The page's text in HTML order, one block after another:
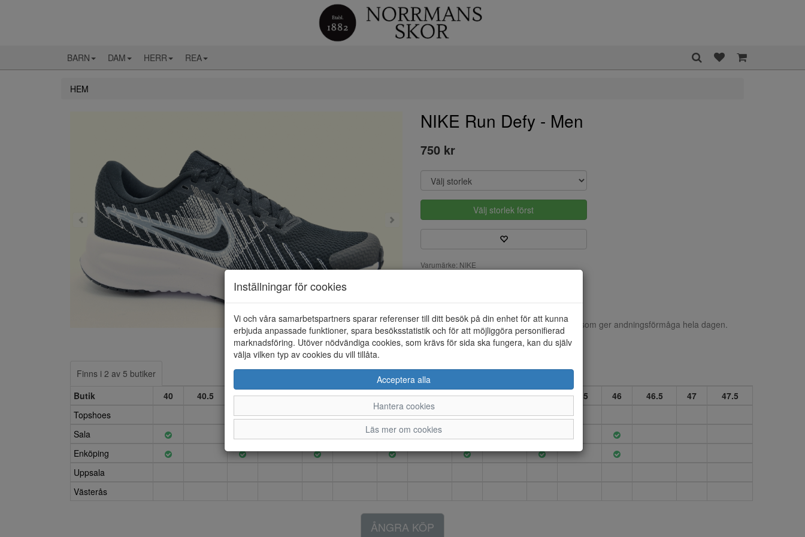
BARN DAM HERR REA
HEM
NIKE Run Defy - Men
750 kr
Välj storlek först
Varumärke: NIKE
Färg: Svart
NIKE Run Defy löparskor med luftig mesh som ger andningsförmåga hela dagen.
Yttersulan är i gummi med bra grepp.
Finns i 2 av 5 butiker
Butik
40 40.5 41 41.5 42 42.5 43 43.5 44 44.5 45 45.5 46 46.5 47
47.5
Topshoes
Sala
Enköping
Uppsala
Västerås
ÅNGRA KÖP
Inställningar för cookies
Vi och våra samarbetspartners sparar referenser till ditt besök på din enhet för att kunna
erbjuda anpassade funktioner, spara besöksstatistik och för att möjliggöra personifierad
marknadsföring. Utöver nödvändiga cookies, som krävs för sida ska fungera, kan du själv
välja vilken typ av cookies du vill tillåta.
Acceptera alla
Hantera cookies
Läs mer om cookies